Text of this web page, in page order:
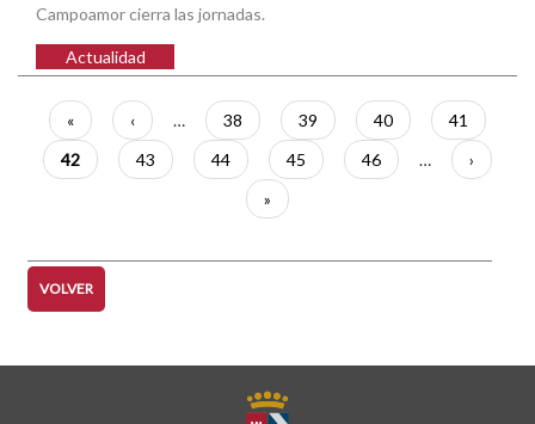
Campoamor cierra las jornadas.
Actualidad
Paginación
Primera
página
«
Página
anterior
‹ … Página
38 Página
39 Página
40 Página
41
Página
actual
42 Página
43 Página
44 Página
45 Página
46 …
página
›
Última
página
»
VOLVER